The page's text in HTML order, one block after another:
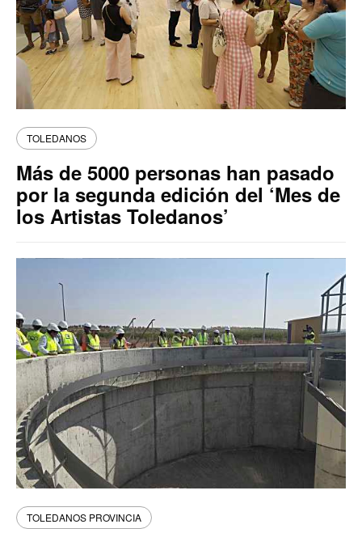
TOLEDANOS
Más de 5000 personas han pasado
por la segunda edición del ‘Mes de
los Artistas Toledanos’
TOLEDANOS PROVINCIA